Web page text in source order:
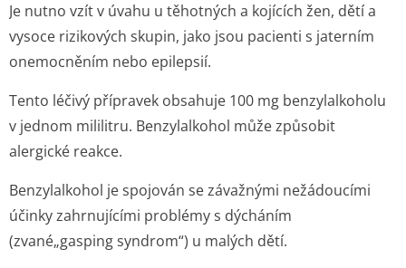
Je nutno vzít v úvahu u těhotných a kojících žen, dětí a
vysoce rizikových skupin, jako jsou pacienti s jaterním
onemocněním nebo epilepsií.
Tento léčivý přípravek obsahuje 100 mg benzylalkoholu
v jednom mililitru. Benzylalkohol může způsobit
alergické reakce.
Benzylalkohol je spojován se závažnými nežádoucími
účinky zahrnujícími problémy s dýcháním
(zvané„gasping syndrom“) u malých dětí.